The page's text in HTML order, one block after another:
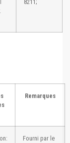
8211;
Remarques
Fourni par le